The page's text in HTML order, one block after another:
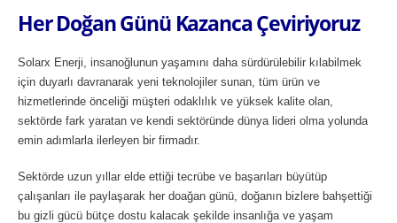
Her Doğan Günü Kazanca Çeviriyoruz
Solarx Enerji, insanoğlunun yaşamını daha sürdürülebilir kılabilmek
için duyarlı davranarak yeni teknolojiler sunan, tüm ürün ve
hizmetlerinde önceliği müşteri odaklılık ve yüksek kalite olan,
sektörde fark yaratan ve kendi sektöründe dünya lideri olma yolunda
emin adımlarla ilerleyen bir firmadır.
Sektörde uzun yıllar elde ettiği tecrübe ve başarıları büyütüp
çalışanları ile paylaşarak her doağan günü, doğanın bizlere bahşettiği
bu gizli gücü bütçe dostu kalacak şekilde insanlığa ve yaşam